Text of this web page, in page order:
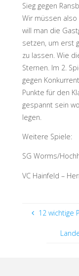
Sieg gegen
Wir müssen also
will man die
setzen, um erst
zu lassen. Wie
Sternen. Im 2.
gegen
Punkte für den
gespannt sein
legen.
Weitere Spiele:
SG Worms/
VC Hainfeld –
12 wichtige